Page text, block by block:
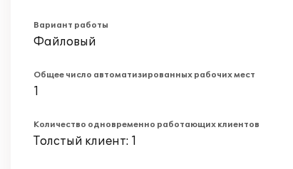
Вариант работы
Файловый
Общее число автоматизированных рабочих мест
1
Количество одновременно работающих клиентов
Толстый клиент: 1